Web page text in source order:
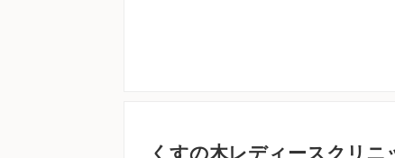
くすの木レディースクリニ